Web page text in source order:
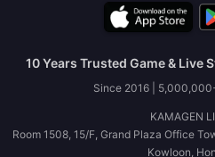
10 Years Trusted Game & Live
Since 2016 |
KAMAGEN
Room 1508, 15/F, Grand Plaza Office
Kowloon,